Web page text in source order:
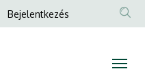
Anonim
Bejelentkezés